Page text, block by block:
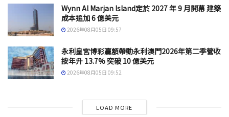
Wynn Al Marjan Island定於 2027 年 9 月開幕 建築
成本追加 6 億美元
2026年08月05日 09:57
永利皇宮博彩贏額帶動永利澳門2026年第二季營收
按年升 13.7% 突破 10 億美元
2026年08月05日 09:52
LOAD MORE